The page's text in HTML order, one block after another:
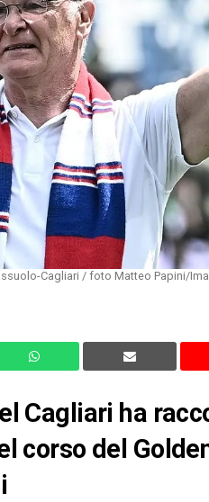
Cagliari / foto Matteo Papini/
Cagliari ha
corso del